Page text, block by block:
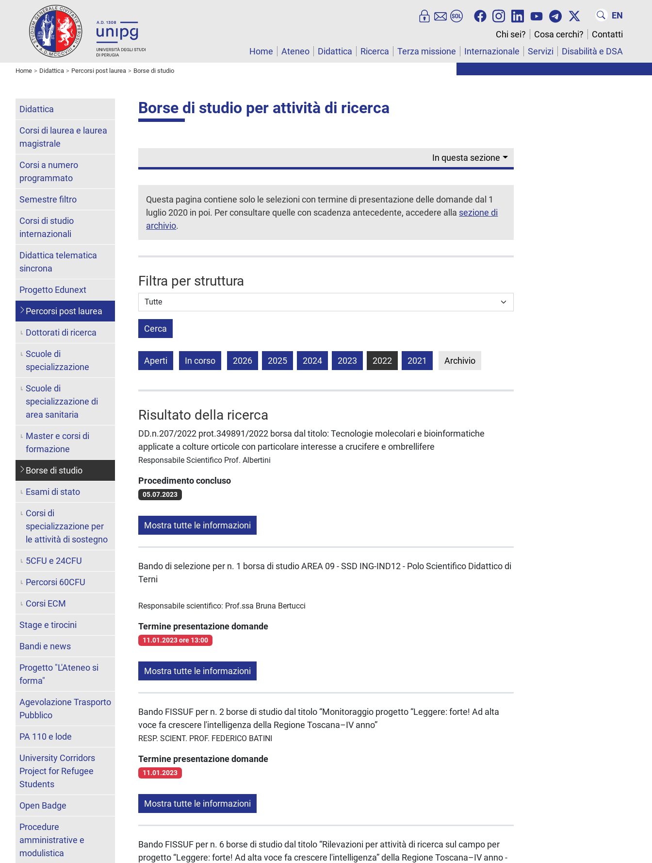
EN
Chi sei?
Cosa cerchi?
Contatti
Home
Ateneo Didattica Ricerca Terza missione Internazionale Servizi Disabilità e DSA
Home Didattica Percorsi post laurea Borse di studio
Borse di studio per attività di ricerca
In questa sezione
Questa pagina contiene solo le selezioni con termine di presentazione delle domande dal 1
luglio 2020 in poi. Per consultare quelle con scadenza antecedente, accedere alla sezione di
archivio.
Filtra per struttura
Struttura stipulante
Cerca
Aperti In corso 2026 2025 2024 2023 2022 2021 Archivio
Risultato della ricerca
DD.n.207/2022 prot.349891/2022 borsa dal titolo: Tecnologie molecolari e bioinformatiche
applicate a colture orticole con particolare interesse a crucifere e ombrellifere
Responsabile Scientifico Prof. Albertini
Procedimento concluso
05.07.2023
Mostra tutte le informazioni
Bando di selezione per n. 1 borsa di studio AREA 09 - SSD ING-IND12 - Polo Scientifico Didattico di
Terni
Responsabile scientifico: Prof.ssa Bruna Bertucci
Termine presentazione domande
11.01.2023 ore 13:00
Mostra tutte le informazioni
Bando FISSUF per n. 2 borse di studio dal titolo “Monitoraggio progetto “Leggere: forte! Ad alta
voce fa crescere l'intelligenza della Regione Toscana–IV anno”
RESP. SCIENT. PROF. FEDERICO BATINI
Termine presentazione domande
11.01.2023
Mostra tutte le informazioni
Bando FISSUF per n. 6 borse di studio dal titolo “Rilevazioni per attività di ricerca sul campo per
progetto “Leggere: forte! Ad alta voce fa crescere l'intelligenza” della Regione Toscana–IV anno -
Didattica
Corsi di laurea e laurea
magistrale
Corsi a numero
programmato
Semestre filtro
Corsi di studio
internazionali
Didattica telematica
sincrona
Progetto Edunext
Percorsi post laurea
Dottorati di ricerca
Scuole di
specializzazione
Scuole di
specializzazione di
area sanitaria
Master e corsi di
formazione
Borse di studio
Esami di stato
Corsi di
specializzazione per
le attività di sostegno
5CFU e 24CFU
Percorsi 60CFU
Corsi ECM
Stage e tirocini
Bandi e news
Progetto "L'Ateneo si
forma"
Agevolazione Trasporto
Pubblico
PA 110 e lode
University Corridors
Project for Refugee
Students
Open Badge
Procedure
amministrative e
modulistica